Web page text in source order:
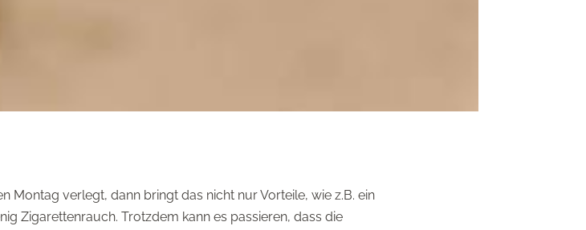
Montag verlegt, dann bringt das nicht nur Vorteile, wie z.B. ein
Zigarettenrauch. Trotzdem kann es passieren, dass die